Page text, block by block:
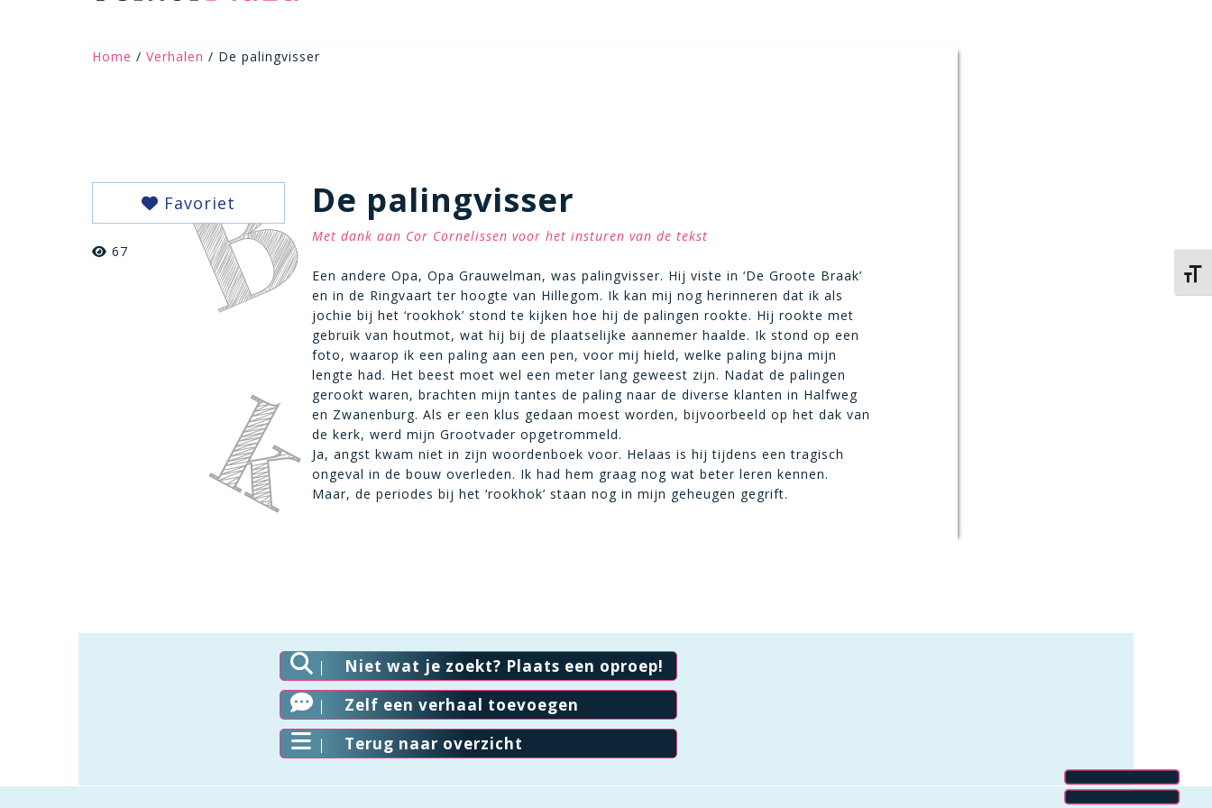
Home / Verhalen / De palingvisser
Favoriet
67
De palingvisser
Met dank aan Cor Cornelissen voor het insturen van de tekst
Een andere Opa, Opa Grauwelman, was palingvisser. Hij viste in ‘De Groote Braak’
en in de Ringvaart ter hoogte van Hillegom. Ik kan mij nog herinneren dat ik als
jochie bij het ‘rookhok’ stond te kijken hoe hij de palingen rookte. Hij rookte met
gebruik van houtmot, wat hij bij de plaatselijke aannemer haalde. Ik stond op een
foto, waarop ik een paling aan een pen, voor mij hield, welke paling bijna mijn
lengte had. Het beest moet wel een meter lang geweest zijn. Nadat de palingen
gerookt waren, brachten mijn tantes de paling naar de diverse klanten in Halfweg
en Zwanenburg. Als er een klus gedaan moest worden, bijvoorbeeld op het dak van
de kerk, werd mijn Grootvader opgetrommeld.
Ja, angst kwam niet in zijn woordenboek voor. Helaas is hij tijdens een tragisch
ongeval in de bouw overleden. Ik had hem graag nog wat beter leren kennen.
Maar, de periodes bij het ‘rookhok’ staan nog in mijn geheugen gegrift.
Niet wat je zoekt? Plaats een oproep!
Zelf een verhaal toevoegen
Terug naar overzicht